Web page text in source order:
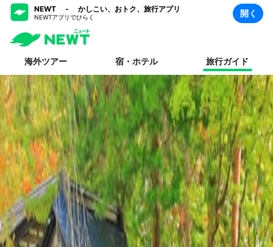
NEWT - かしこい、おトク、旅行アプリ
NEWTアプリでひらく 開く
海外ツアー 宿・ホテル 旅行ガイド